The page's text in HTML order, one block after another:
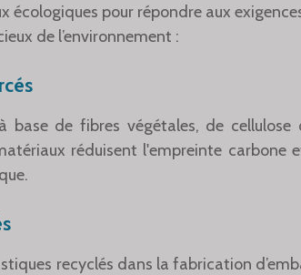
écologiques pour répondre aux
de l’environnement :
base de fibres végétales, de
réduisent l'empreinte carbone
recyclés dans la fabrication